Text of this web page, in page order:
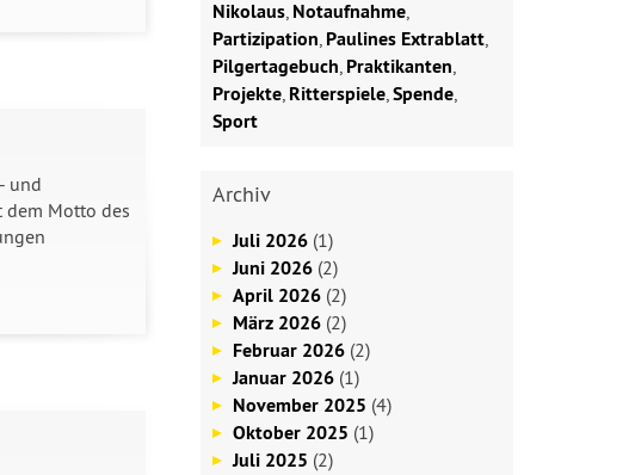
und
dem Motto des
Nikolaus, Notaufnahme,
Partizipation, Paulines Extrablatt,
Pilgertagebuch, Praktikanten,
Projekte, Ritterspiele,Spende,
Sport
Archiv
Juli 2026 (1)
Juni 2026 (2)
April 2026 (2)
März 2026 (2)
Februar 2026 (2)
Januar 2026 (1)
November 2025 (4)
Oktober 2025 (1)
Juli 2025 (2)